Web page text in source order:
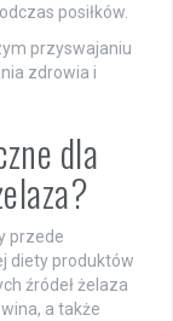
posiłków.
przyswajaniu
zdrowia i
dla
przede
diety produktów
źródeł żelaza
a także